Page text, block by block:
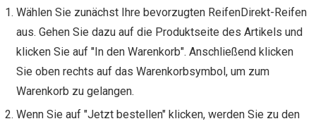
Wählen Sie zunächst Ihre bevorzugten ReifenDirekt-Reifen
aus. Gehen Sie dazu auf die Produktseite des Artikels und
klicken Sie auf "In den Warenkorb". Anschließend klicken
Sie oben rechts auf das Warenkorbsymbol, um zum
Warenkorb zu gelangen.
Wenn Sie auf "Jetzt bestellen" klicken, werden Sie zu den